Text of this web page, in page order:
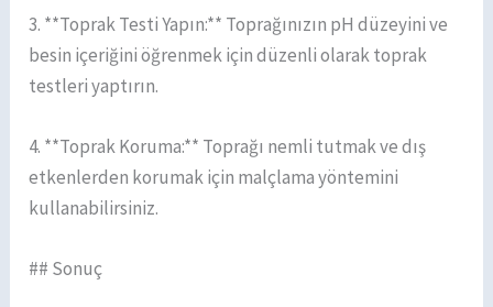
3. **Toprak Testi Yapın:** Toprağınızın pH düzeyini ve
besin içeriğini öğrenmek için düzenli olarak toprak
testleri yaptırın.
4. **Toprak Koruma:** Toprağı nemli tutmak ve dış
etkenlerden korumak için malçlama yöntemini
kullanabilirsiniz.
## Sonuç